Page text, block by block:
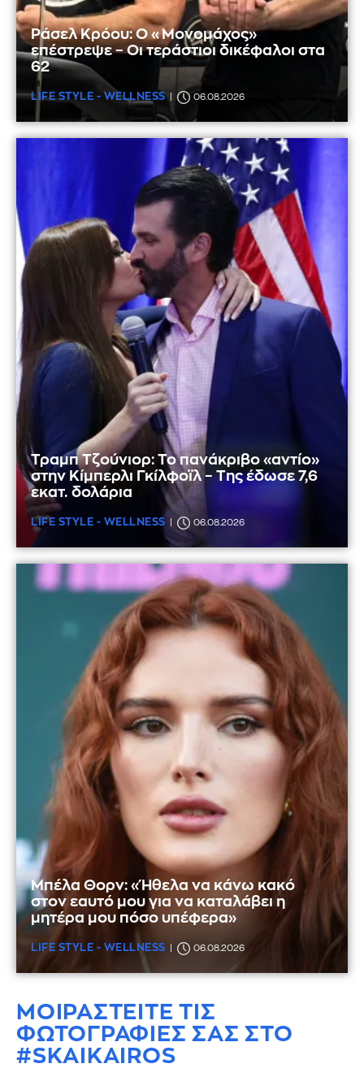
Ράσελ Κρόου: Ο «Μονομάχος»
επέστρεψε – Οι τεράστιοι δικέφαλοι στα
62
LIFE STYLE - WELLNESS 06.08.2026
Τραμπ Τζούνιορ: Το πανάκριβο «αντίο»
στην Κίμπερλι Γκίλφοϊλ – Της έδωσε 7,6
εκατ. δολάρια
LIFE STYLE - WELLNESS 06.08.2026
Μπέλα Θορν: «Ήθελα να κάνω κακό
στον εαυτό μου για να καταλάβει η
μητέρα μου πόσο υπέφερα»
LIFE STYLE - WELLNESS 06.08.2026
ΜΟΙΡΑΣΤΕΙΤΕ ΤΙΣ
ΦΩΤΟΓΡΑΦΙΕΣ ΣΑΣ ΣΤΟ
#SKAIKAIROS